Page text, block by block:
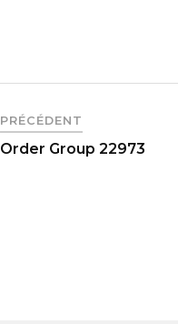
PRÉCÉDENT
Order Group 22973